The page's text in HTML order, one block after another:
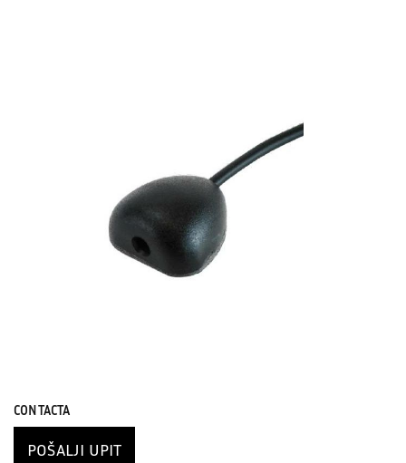
CONTACTA
POŠALJI UPIT